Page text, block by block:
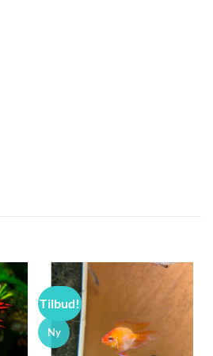
Tilbud!
Ny